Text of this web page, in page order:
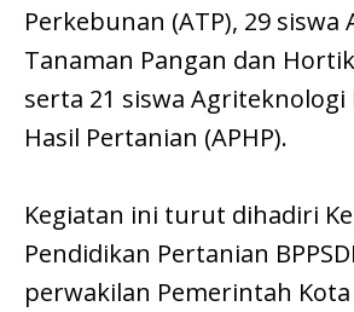
Perkebunan (ATP), 29 siswa
Tanaman Pangan dan
serta 21 siswa Agriteknologi
Hasil Pertanian (APHP).
Kegiatan ini turut dihadiri
Pendidikan Pertanian
perwakilan Pemerintah